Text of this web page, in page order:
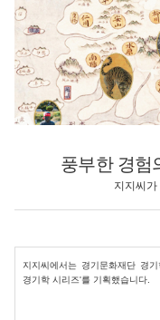
풍부한 경험
지지씨
지지씨에서는 경기문화재단 경
경기학 시리즈'를 기획했습니다.